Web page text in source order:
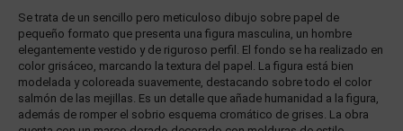
Se trata de un sencillo pero meticuloso dibujo sobre papel de
pequeño formato que presenta una figura masculina, un hombre
elegantemente vestido y de riguroso perfil. El fondo se ha realizado en
color grisáceo, marcando la textura del papel. La figura está bien
modelada y coloreada suavemente, destacando sobre todo el color
salmón de las mejillas. Es un detalle que añade humanidad a la figura,
además de romper el sobrio esquema cromático de grises. La obra